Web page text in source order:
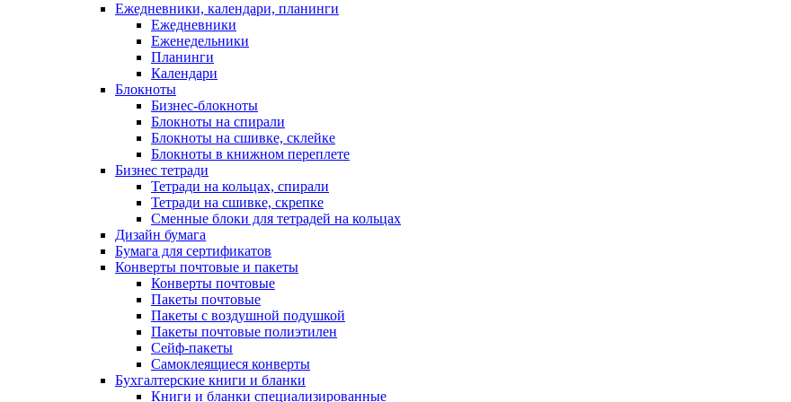
Ежедневники, календари, планинги
Ежедневники
Еженедельники
Планинги
Календари
Блокноты
Бизнес-блокноты
Блокноты на спирали
Блокноты на сшивке, склейке
Блокноты в книжном переплете
Бизнес тетради
Тетради на кольцах, спирали
Тетради на сшивке, скрепке
Сменные блоки для тетрадей на кольцах
Дизайн бумага
Бумага для сертификатов
Конверты почтовые и пакеты
Конверты почтовые
Пакеты почтовые
Пакеты с воздушной подушкой
Пакеты почтовые полиэтилен
Сейф-пакеты
Самоклеящиеся конверты
Бухгалтерские книги и бланки
Книги и бланки специализированные